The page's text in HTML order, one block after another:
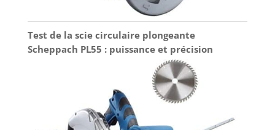
Test de la scie circulaire plongeante
Scheppach PL55 : puissance et précision